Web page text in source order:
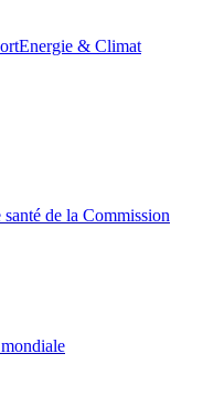
Energie & Climat
de la Commission